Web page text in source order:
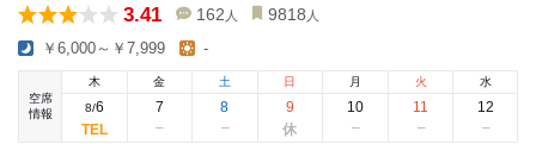
3.41 162 人 9818 人
￥6,000～￥7,999 -
空席
情報
木
8/6
金
7
土
8
日
9
月
10
火
11
水
12